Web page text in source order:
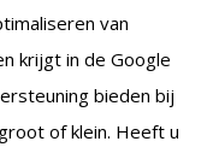
van
krijgt in de Google
bieden bij
of klein. Heeft u